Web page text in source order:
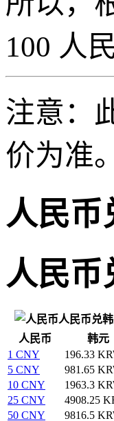
100 人
注意：
价为准。
人民币
人民币
人民币兑
人民币
韩元
1 CNY
196.33
5 CNY
981.65
10 CNY
1963.3
25 CNY
4908.25
50 CNY
9816.5